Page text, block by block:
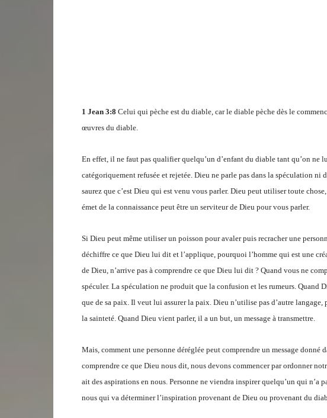
1 Jean 3:8 Celui qui pèche est du diable, car le diable pèche dès le
œuvres du diable.
En effet, il ne faut pas qualifier quelqu’un d’enfant du diable tant qu’on ne
catégoriquement refusée et rejetée. Dieu ne parle pas dans la spéculation ni
saurez que c’est Dieu qui est venu vous parler. Dieu peut utiliser toute
émet de la connaissance peut être un serviteur de Dieu pour vous parler.
Si Dieu peut même utiliser un poisson pour avaler puis recracher une
déchiffre ce que Dieu lui dit et l’applique, pourquoi l’homme qui est une
de Dieu, n’arrive pas à comprendre ce que Dieu lui dit ? Quand vous ne
spéculer. La spéculation ne produit que la confusion et les rumeurs.
que de sa paix. Il veut lui assurer la paix. Dieu n’utilise pas d’autre
la sainteté. Quand Dieu vient parler, il a un but, un message à transmettre.
Mais, comment une personne déréglée peut comprendre un message donné
comprendre ce que Dieu nous dit, nous devons commencer par ordonner
ait des aspirations en nous. Personne ne viendra inspirer quelqu’un qui n’a
nous qui va déterminer l’inspiration provenant de Dieu ou provenant du